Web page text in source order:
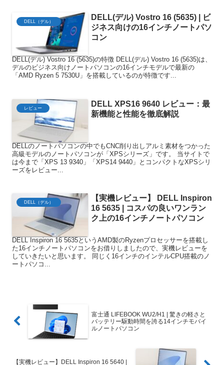
DELL（デル）
DELL(デル) Vostro 16 (5635) | ビ
ジネス向けの16インチノートパソ
コン
DELL(デル) Vostro 16 (5635)の特徴 DELL(デル) Vostro 16 (5635)は、
デルのビジネス向けノートパソコンの16インチモデルで最新の
「AMD Ryzen 5 7530U」を搭載しているのが特徴です...
レビュー
DELL XPS16 9640 レビュー：最
新機能と性能を徹底解説
DELLのノートパソコンの中でもCNC削り出しアルミ素材をつかった
高級モデルのノートパソコンが「XPSシリーズ」です。 当サイトで
は今まで「XPS 13 9340」「XPS14 9440」とコンパクトなXPSシリ
ーズをレビュー...
DELL（デル）
【実機レビュー】 DELL Inspiron
16 5635 | コスパの良いワンラン
ク上の16インチノートパソコン
DELL Inspiron 16 5635というAMD製のRyzenプロセッサーを搭載し
た16インチノートパソコンをお借りしましたので、実機レビューを
していきたいと思います。 同じく16インチのインテルCPU搭載のノ
ートパソコ...
富士通 LIFEBOOK WU2/H1 | 驚きの軽さと
バッテリー駆動時間を誇る14インチモバイ
ルノートパソコン
【実機レビュー】DELL Inspiron 16 5640 |